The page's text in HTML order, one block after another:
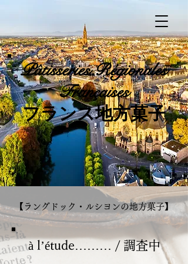
PâtisseriesRégionales
Françaises
​フランス地方菓子
​【ラングドック・ルシヨンの地方菓子】
à l’étude……… / 調査中